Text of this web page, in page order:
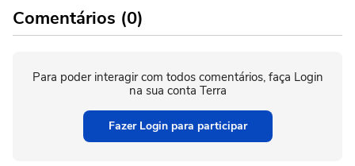
Comentários (0)
Para poder interagir com todos comentários, faça Login
na sua conta Terra
Fazer Login para participar